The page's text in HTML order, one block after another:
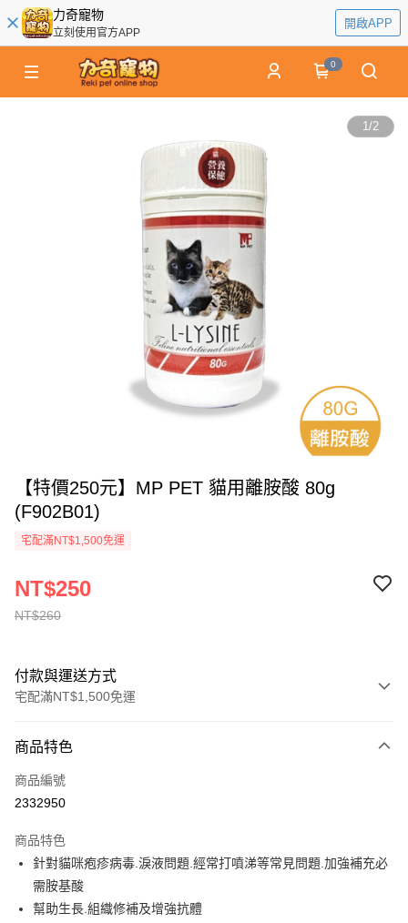
力奇寵物
立刻使用官方APP
開啟APP
0
1/2
【特價250元】MP PET 貓用離胺酸 80g
(F902B01)
宅配滿NT$1,500免運
NT$260
NT$250
付款與運送方式
宅配滿NT$1,500免運
信用卡一次付款
LINE Pay
悠遊付
AFTEE先享後付
相關說明
商品特色
商品編號
2332950
商品特色
針對貓咪疱疹病毒.淚液問題.經常打噴涕等常見問題.加強補充必
需胺基酸
幫助生長.組織修補及增強抗體